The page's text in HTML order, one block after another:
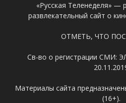
«Русская Теленеделя» —
развлекательный сайт о
ОТМЕТЬ, ЧТО
Св-во о регистрации СМИ:
Материалы сайта
(16+).